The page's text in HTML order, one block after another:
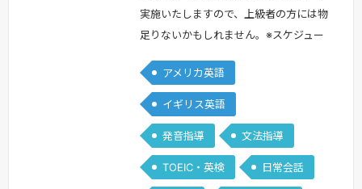
実施いたしますので、上級者の方には物
足りないかもしれません。※スケジュー
にちは！Yockey （よっきー）と申しま
す！ゲーム会社での開発や製造業でのバ
ックオフィス職を経て、現在はオンライ
ン英語講師とシナリオライターの仕事を
しています。趣味はダンス、サッカー観
戦、アニメ鑑賞、音楽、ゲーム、漫画で
アメリカ英語
イギリス英語
発音指導 文法指導
TOEIC・英検 日常会話